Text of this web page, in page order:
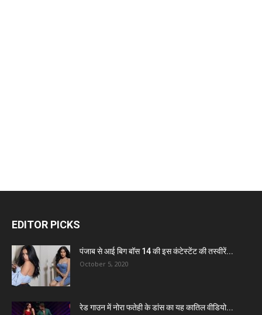
EDITOR PICKS
पंजाब से आई बिग बॉस 14 की इस कंटेस्टेंट की तस्वीरें...
October 5, 2020
रेड गाउन में नोरा फतेही के डांस का यह कातिल वीडियो...